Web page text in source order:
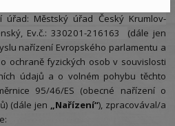
úřad: Městský úřad Český Krumlov-
Ev.č.: 330201-216163
(dále jen
nařízení Evropského parlamentu a
ochraně fyzických osob v souvislosti
údajů a o volném pohybu těchto
95/46/ES (obecné nařízení o
(dále jen „Nařízení“), zpracovával/a